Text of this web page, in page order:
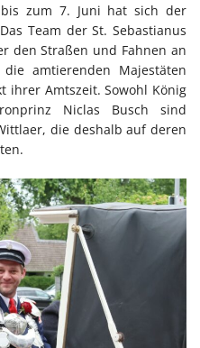
zum 7. Juni hat sich der
Team der St. Sebastianus
den Straßen und Fahnen an
amtierenden Majestäten
ihrer Amtszeit. Sowohl König
Niclas Busch sind
die deshalb auf deren